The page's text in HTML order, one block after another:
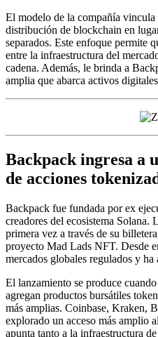
El modelo de la compañía vincula
distribución de blockchain en
separados. Este enfoque permite
entre la infraestructura del
cadena. Además, le brinda a
amplia que abarca activos
Backpack ingresa a
de acciones
Backpack fue fundada por ex
creadores del ecosistema
primera vez a través de su
proyecto Mad Lads NFT. Desde
mercados globales regulados y
El lanzamiento se produce
agregan productos bursátiles
más amplias. Coinbase, Kraken,
explorado un acceso más amplio
apunta tanto a la infraestructura